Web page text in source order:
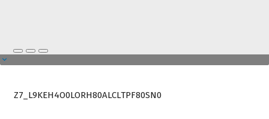
Z7_L9KEH4O0LORH80ALCLTPF80SN0